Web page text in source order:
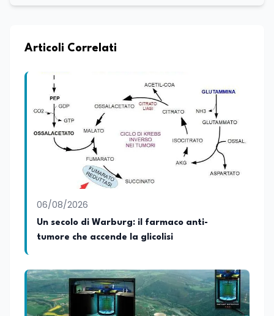
maturata nel settore della formazione.
professionale, distinguendosi per una
legano istruzione, occupazione e
sviluppo delle competenze. Alla
preparazione economica e professionale
affianca una grande passione per la
lettura e per il giornalismo, che ne
arricchiscono il profilo umano e
culturale. Spazia con disinvoltura tra
diverse tematiche, offrendo sempre il
proprio punto di vista con equilibrio,
sensibilità e spirito critico.
Articoli Correlati
06/08/2026
Un secolo di Warburg: il farmaco anti-
tumore che accende la glicolisi